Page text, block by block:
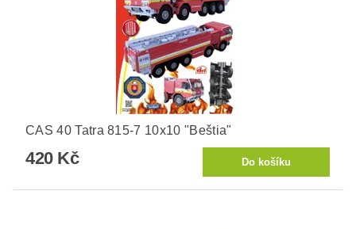
CAS 40 Tatra 815-7 10x10 "Beštia"
420 Kč